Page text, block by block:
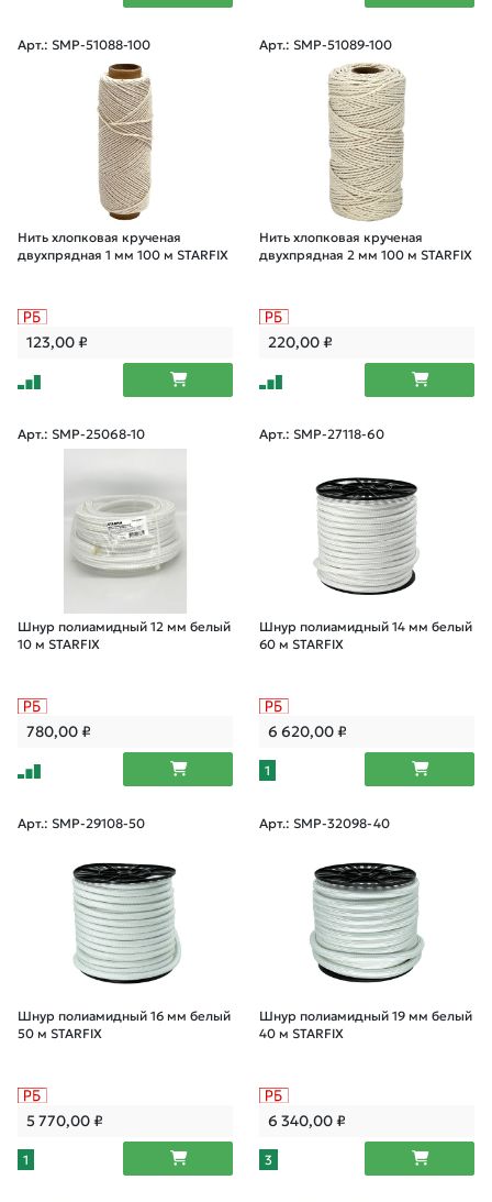
Арт.: SMP-51088-100
Нить хлопковая крученая
двухпрядная 1 мм 100 м STARFIX
123,00₽
Арт.: SMP-51089-100
Нить хлопковая крученая
двухпрядная 2 мм 100 м STARFIX
220,00₽
Арт.: SMP-25068-10
Шнур полиамидный 12 мм белый
10 м STARFIX
780,00₽
Арт.: SMP-27118-60
Шнур полиамидный 14 мм белый
60 м STARFIX
6 620,00₽
1
Арт.: SMP-29108-50
Шнур полиамидный 16 мм белый
50 м STARFIX
5 770,00₽
1
Арт.: SMP-32098-40
Шнур полиамидный 19 мм белый
40 м STARFIX
6 340,00₽
3